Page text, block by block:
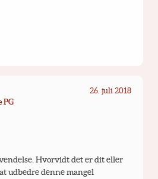
PG
26. juli 2018
Hvorvidt det er dit eller
udbedre denne mangel